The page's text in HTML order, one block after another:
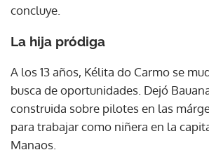
concluye.
La hija pródiga
A los 13 años, Kélita do Carmo se
busca de oportunidades. Dejó
construida sobre pilotes en las
para trabajar como niñera en la
Manaos.